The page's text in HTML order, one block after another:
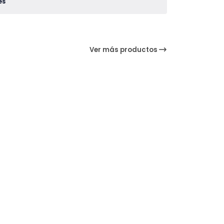
Ver más productos